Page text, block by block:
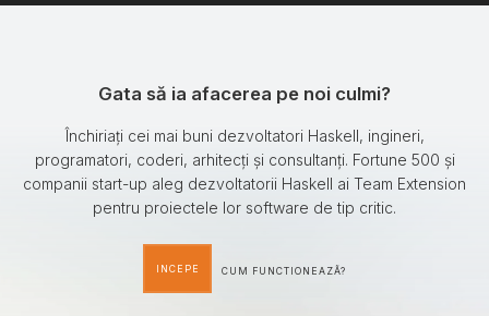
Gata să ia afacerea pe noi culmi?
Închiriați cei mai buni dezvoltatori Haskell, ingineri,
programatori, coderi, arhitecți și consultanți. Fortune 500 și
companii start-up aleg dezvoltatorii Haskell ai Team Extension
pentru proiectele lor software de tip critic.
INCEPE CUM FUNCTIONEAZÃ?